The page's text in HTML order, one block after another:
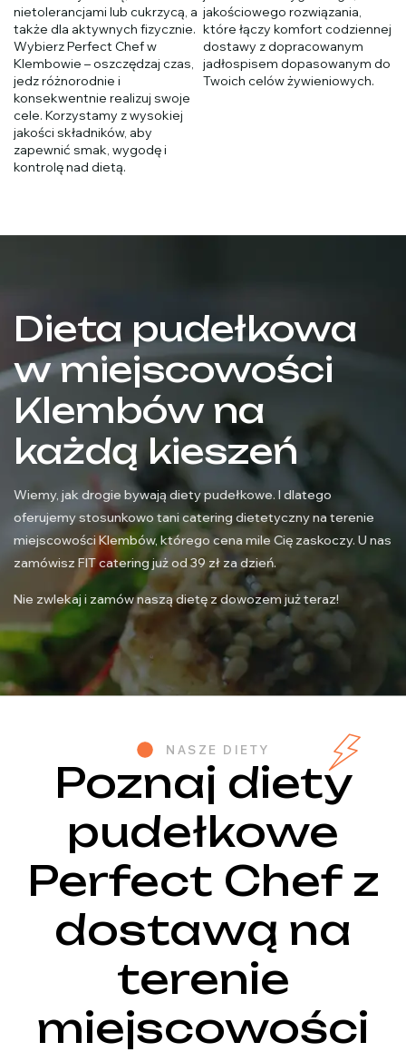
nietolerancjami lub cukrzycą, a
także dla aktywnych fizycznie.
Wybierz Perfect Chef w
Klembowie – oszczędzaj czas,
jedz różnorodnie i
konsekwentnie realizuj swoje
cele. Korzystamy z wysokiej
jakości składników, aby
zapewnić smak, wygodę i
kontrolę nad dietą.
jakościowego rozwiązania,
które łączy komfort codziennej
dostawy z dopracowanym
jadłospisem dopasowanym do
Twoich celów żywieniowych.
Dieta pudełkowa
w miejscowości
Klembów na
każdą kieszeń
Wiemy, jak drogie bywają diety pudełkowe. I dlatego
oferujemy stosunkowo tani catering dietetyczny na terenie
miejscowości Klembów, którego cena mile Cię zaskoczy. U nas
zamówisz FIT catering już od 39 zł za dzień.
Nie zwlekaj i zamów naszą dietę z dowozem już teraz!
NASZE DIETY
Poznaj diety
pudełkowe
Perfect Chef z
dostawą na
terenie
miejscowości